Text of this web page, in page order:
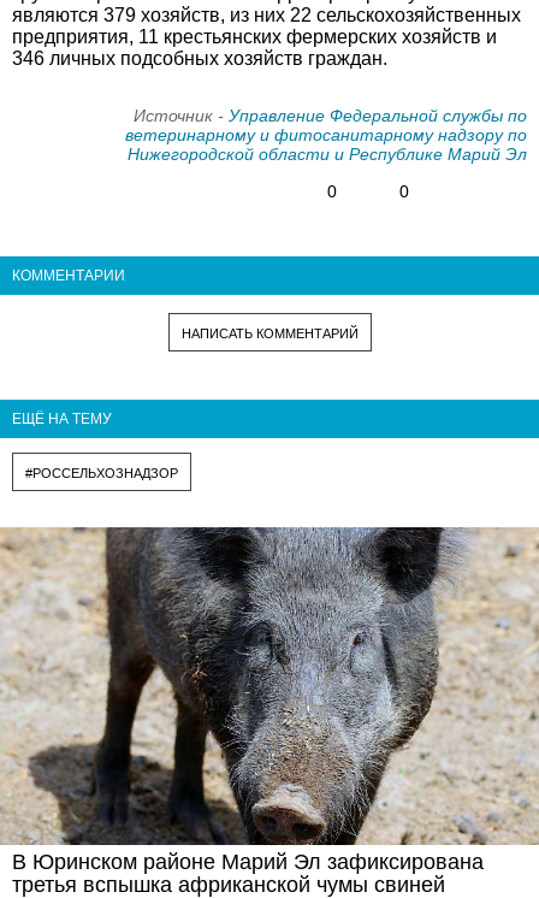
являются 379 хозяйств, из них 22 сельскохозяйственных
предприятия, 11 крестьянских фермерских хозяйств и
346 личных подсобных хозяйств граждан.
Источник - Управление Федеральной службы по
ветеринарному и фитосанитарному надзору по
Нижегородской области и Республике Марий Эл
0
0
КОММЕНТАРИИ
НАПИСАТЬ КОММЕНТАРИЙ
ЕЩЁ НА ТЕМУ
#РОССЕЛЬХОЗНАДЗОР
В Юринском районе Марий Эл зафиксирована
третья вспышка африканской чумы свиней